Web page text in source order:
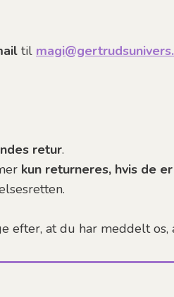
til
retur.
kun returneres, hvis de
efter, at du har meddelt